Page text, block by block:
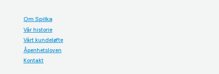
Om Spilka
Vår historie
Vårt kundeløfte
Åpenhetsloven
Kontakt